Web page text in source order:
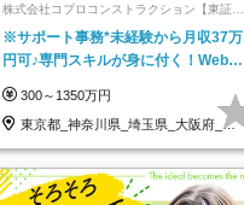
株式会社コプロコンストラクション【東証プ
ライム上場コプロ・ホールディングス子会
社】
※サポート事務*未経験から月収37万
円可♪専門スキルが身に付く！Web面
300～1350万円
東京都_神奈川県_埼玉県_大阪府_愛
知県…